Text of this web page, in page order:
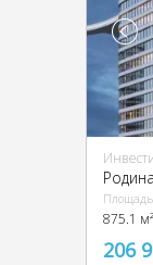
Площадь
875.1 м²
206